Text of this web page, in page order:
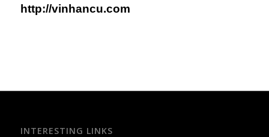
http://vinhancu.com
INTERESTING LINKS